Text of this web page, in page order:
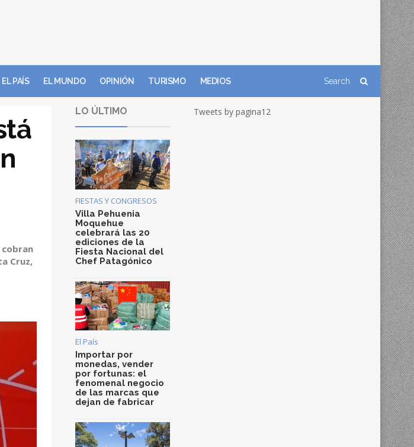
EL PAÍS EL MUNDO OPINIÓN TURISMO MEDIOS
cobran
Cruz,
LO ÚLTIMO
FIESTAS Y CONGRESOS
Villa Pehuenia
Moquehue
celebrará las 20
ediciones de la
Fiesta Nacional del
Chef Patagónico
El País
Importar por
monedas, vender
por fortunas: el
fenomenal negocio
de las marcas que
dejan de fabricar
Tweets by pagina12